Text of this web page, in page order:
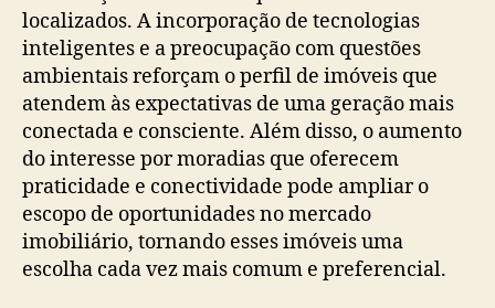
localizados. A incorporação de tecnologias
inteligentes e a preocupação com questões
ambientais reforçam o perfil de imóveis que
atendem às expectativas de uma geração mais
conectada e consciente. Além disso, o aumento
do interesse por moradias que oferecem
praticidade e conectividade pode ampliar o
escopo de oportunidades no mercado
imobiliário, tornando esses imóveis uma
escolha cada vez mais comum e preferencial.